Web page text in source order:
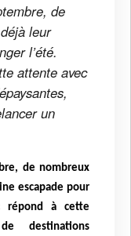
de
leur
l’été.
attente avec
un
de nombreux
escapade pour
répond à cette
destinations